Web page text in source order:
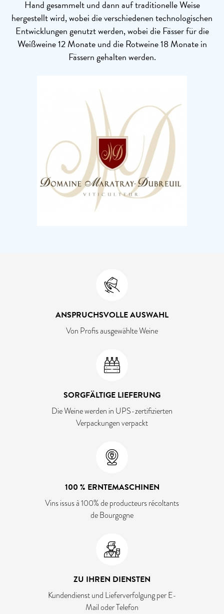
Hand gesammelt und dann auf traditionelle Weise
hergestellt wird, wobei die verschiedenen technologischen
Entwicklungen genutzt werden, wobei die Fässer für die
Weißweine 12 Monate und die Rotweine 18 Monate in
Fässern gehalten werden.
ANSPRUCHSVOLLE AUSWAHL
Von Profis ausgewählte Weine
SORGFÄLTIGE LIEFERUNG
Die Weine werden in UPS-zertifizierten
Verpackungen verpackt
100 % ERNTEMASCHINEN
Vins issus à 100% de producteurs récoltants
de Bourgogne
ZU IHREN DIENSTEN
Kundendienst und Lieferverfolgung per E-
Mail oder Telefon